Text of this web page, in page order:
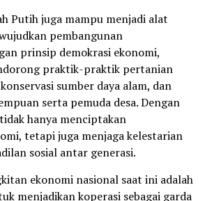
Putih juga mampu menjadi alat
pembangunan
prinsip demokrasi ekonomi,
praktik-praktik pertanian
sumber daya alam, dan
serta pemuda desa. Dengan
hanya menciptakan
tetapi juga menjaga kelestarian
sosial antar generasi.
ekonomi nasional saat ini adalah
menjadikan koperasi sebagai garda